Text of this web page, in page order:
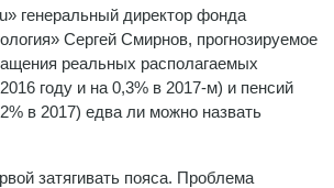
генеральный директор фонда
Сергей Смирнов, прогнозируемое
реальных располагаемых
году и на 0,3% в 2017-м) и пенсий
в 2017) едва ли можно назвать
затягивать пояса. Проблема